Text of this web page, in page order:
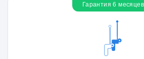
Гарантия 6 месяцев